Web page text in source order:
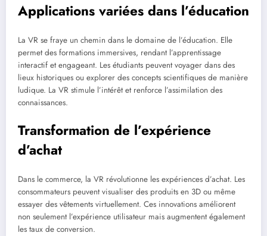
Applications variées dans l’éducation
La VR se fraye un chemin dans le domaine de l’éducation. Elle
permet des formations immersives, rendant l’apprentissage
interactif et engageant. Les étudiants peuvent voyager dans des
lieux historiques ou explorer des concepts scientifiques de manière
ludique. La VR stimule l’intérêt et renforce l’assimilation des
connaissances.
Transformation de l’expérience
d’achat
Dans le commerce, la VR révolutionne les expériences d’achat. Les
consommateurs peuvent visualiser des produits en 3D ou même
essayer des vêtements virtuellement. Ces innovations améliorent
non seulement l’expérience utilisateur mais augmentent également
les taux de conversion.